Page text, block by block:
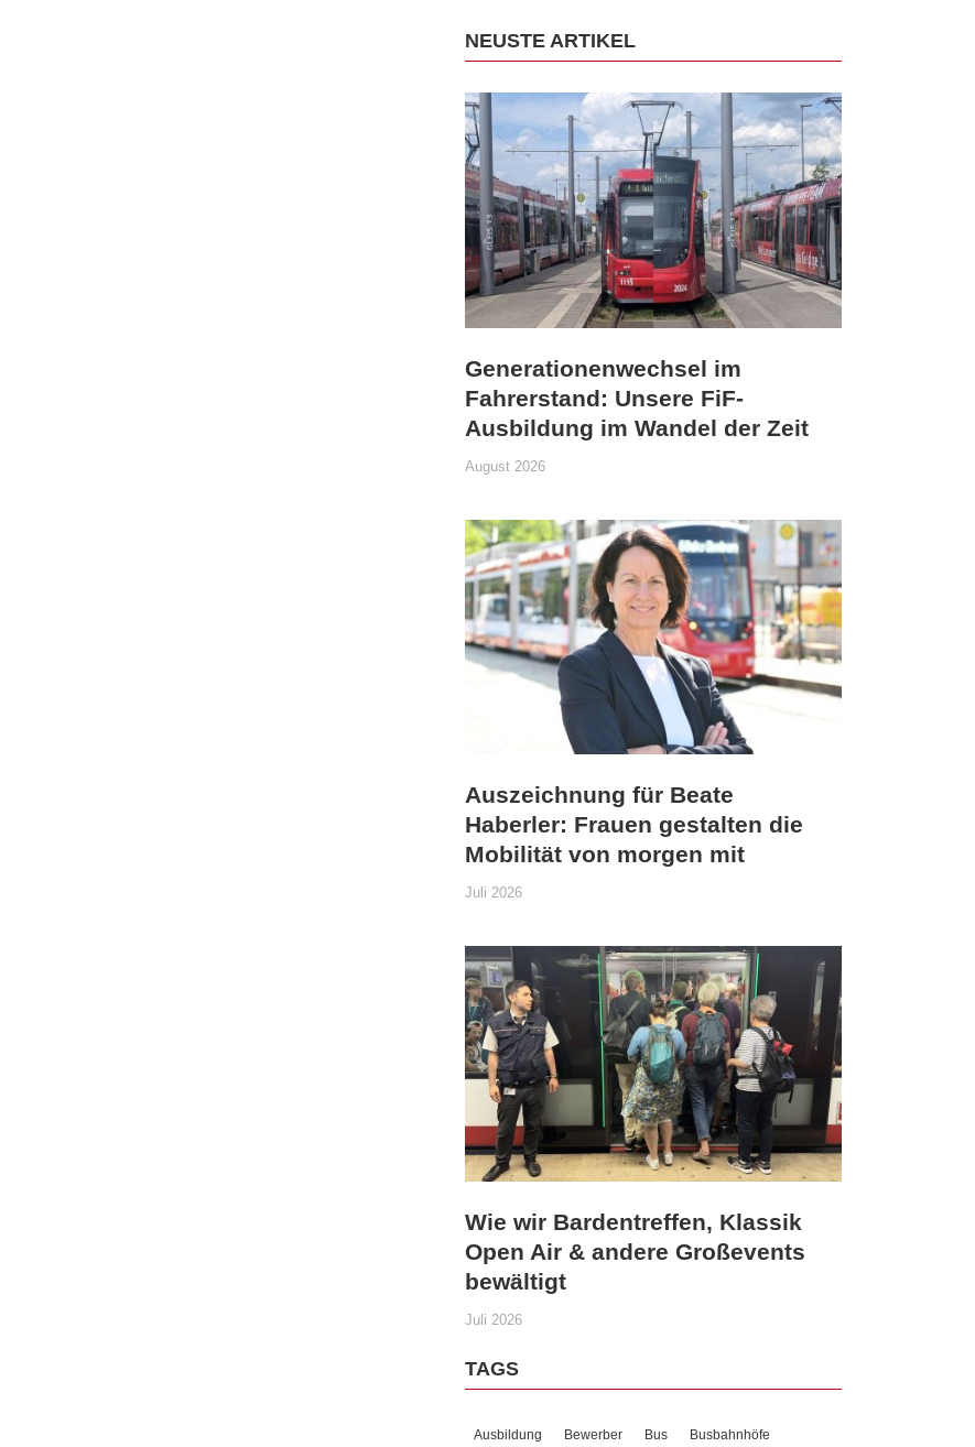
NEUSTE ARTIKEL
Generationenwechsel im
Fahrerstand: Unsere FiF-
Ausbildung im Wandel der Zeit
August 2026
Auszeichnung für Beate
Haberler: Frauen gestalten die
Mobilität von morgen mit
Juli 2026
Wie wir Bardentreffen, Klassik
Open Air & andere Großevents
bewältigt
Juli 2026
TAGS
Ausbildung Bewerber Bus Busbahnhöfe